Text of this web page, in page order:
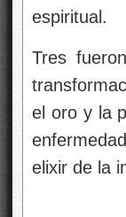
espiritual.
Tres
el oro y la
elixir de la